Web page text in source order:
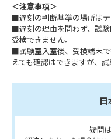
＜注意事項＞
■遅刻の判断基準の場所はテ
■遅刻の理由を問わず、試
受検できません。
■試験室入室後、受検端末
えても確認はできますが、
疑問